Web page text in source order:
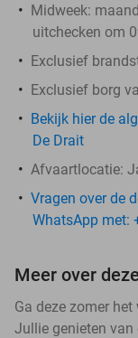
Midweek:
uitchecken om
Exclusief
Exclusief borg
Bekijk hier de
De Drait
Afvaartlocatie:
Vragen over de
WhatsApp met:
Meer over
Ga deze zomer
Jullie genieten van